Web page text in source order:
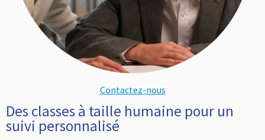
Contactez-nous
Des classes à taille humaine pour un
suivi personnalisé